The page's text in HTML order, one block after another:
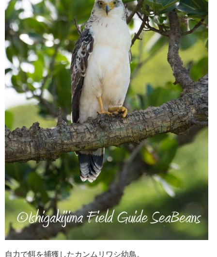
自力で餌を捕獲したカンムリワシ幼鳥。